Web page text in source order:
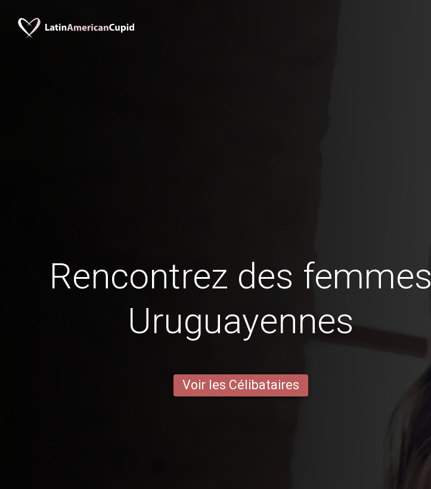
Rencontrez des femmes
Uruguayennes
Voir les Célibataires